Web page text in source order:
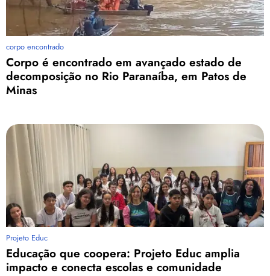
corpo encontrado
Corpo é encontrado em avançado estado de
decomposição no Rio Paranaíba, em Patos de
Minas
Projeto Educ
Educação que coopera: Projeto Educ amplia
impacto e conecta escolas e comunidade